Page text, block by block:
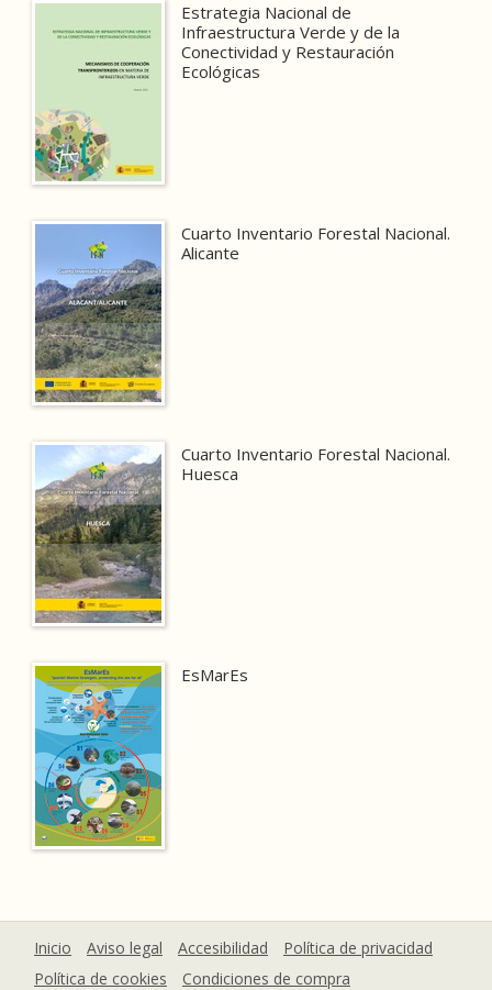
Estrategia Nacional de
Infraestructura Verde y de la
Conectividad y Restauración
Ecológicas
Cuarto Inventario Forestal Nacional.
Alicante
Cuarto Inventario Forestal Nacional.
Huesca
EsMarEs
Inicio Aviso legal Accesibilidad
Política de privacidad
Política de cookies
Condiciones de compra